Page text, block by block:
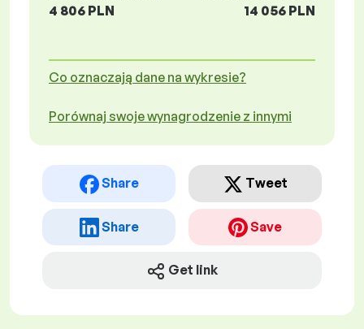
4 806 PLN
14 056 PLN
Co oznaczają dane na wykresie?
Porównaj swoje wynagrodzenie z innymi
Share Tweet
Share Save
Get link